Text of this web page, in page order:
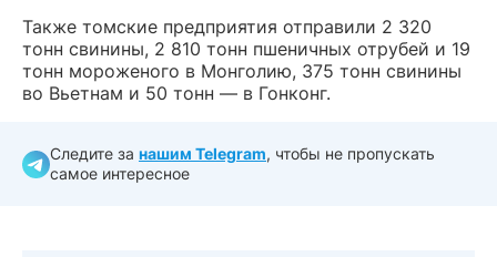
Также томские предприятия отправили 2 320
тонн свинины, 2 810 тонн пшеничных отрубей и 19
тонн мороженого в Монголию, 375 тонн свинины
во Вьетнам и 50 тонн — в Гонконг.
Следите за нашим Telegram, чтобы не пропускать
самое интересное